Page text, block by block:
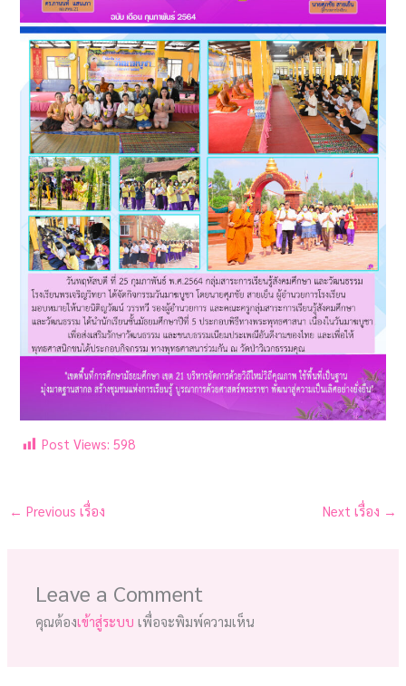
Post Views: 598
← Previous เรื่อง Next เรื่อง →
Leave a Comment
คุณต้องเข้าสู่ระบบ เพื่อจะพิมพ์ความเห็น